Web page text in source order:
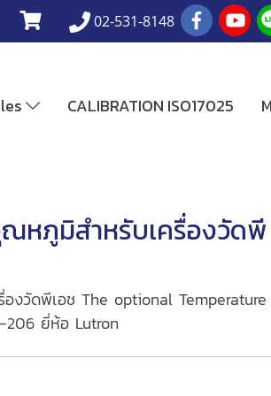
02-531-8148
CALIBRATION ISO17025
หภูมิสำหรับเครื่องวัดพี
งวัดพีเอช The optional Temperature
206 ยี่ห้อ Lutron